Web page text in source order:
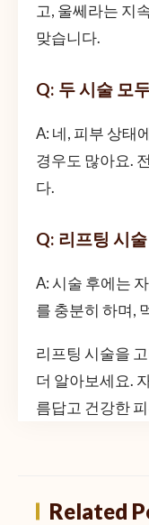
고, 울쎄라는 지
맞습니다.
Q: 두 시술 모
A: 네, 피부 상태
경우도 많아요.
다.
Q: 리프팅 시
A: 시술 후에는
를 충분히 하며,
리프팅 시술을
더 알아보세요.
름답고 건강한
Related